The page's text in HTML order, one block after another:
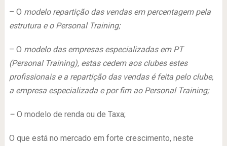
– O modelo repartição das vendas em percentagem pela
estrutura e o Personal Training;
– O modelo das empresas especializadas em PT
(Personal Training), estas cedem aos clubes estes
profissionais e a repartição das vendas é feita pelo clube,
a empresa especializada e por fim ao Personal Training;
– O modelo de renda ou de Taxa;
O que está no mercado em forte crescimento, neste